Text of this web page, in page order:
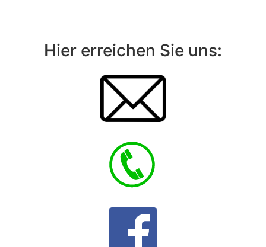
Hier erreichen Sie uns: